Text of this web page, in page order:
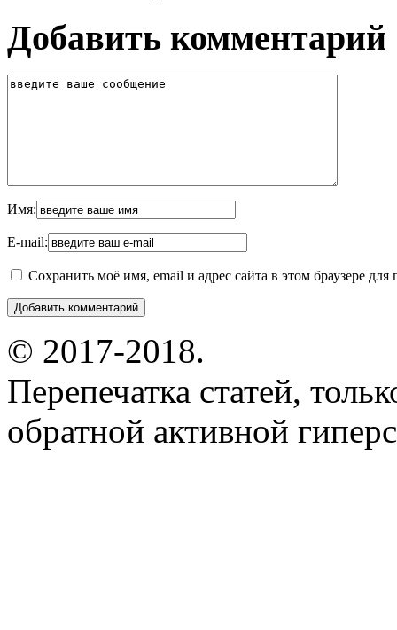
Добавить комментарий
Имя:
E-mail:
Сохранить моё имя, email и адрес сайта в этом браузере
© 2017-2018.
Перепечатка статей,
обратной активной